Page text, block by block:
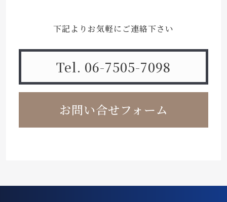
下記よりお気軽にご連絡下さい
Tel. 06-7505-7098
お問い合せフォーム